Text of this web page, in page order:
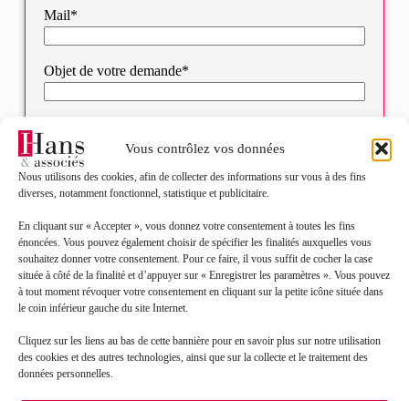
Vous contrôlez vos données
Nous utilisons des cookies, afin de collecter des informations sur vous à des fins
diverses, notamment fonctionnel, statistique et publicitaire.
En cliquant sur « Accepter », vous donnez votre consentement à toutes les fins
énoncées. Vous pouvez également choisir de spécifier les finalités auxquelles vous
souhaitez donner votre consentement. Pour ce faire, il vous suffit de cocher la case
située à côté de la finalité et d’appuyer sur « Enregistrer les paramètres ». Vous pouvez
à tout moment révoquer votre consentement en cliquant sur la petite icône située dans
le coin inférieur gauche du site Internet.
Cliquez sur les liens au bas de cette bannière pour en savoir plus sur notre utilisation
des cookies et des autres technologies, ainsi que sur la collecte et le traitement des
données personnelles.
Mail*
Objet de votre demande*
Message*